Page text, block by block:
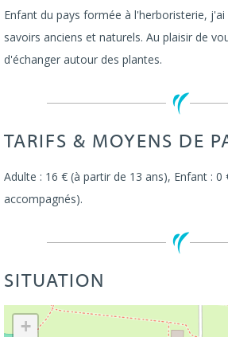
Enfant du pays formée à l'herboristerie,
savoirs anciens et naturels. Au plaisir de
d'échanger autour des plantes.
TARIFS & MOYENS DE
Adulte : 16 € (à partir de 13 ans), Enfant : 0
accompagnés).
SITUATION
+